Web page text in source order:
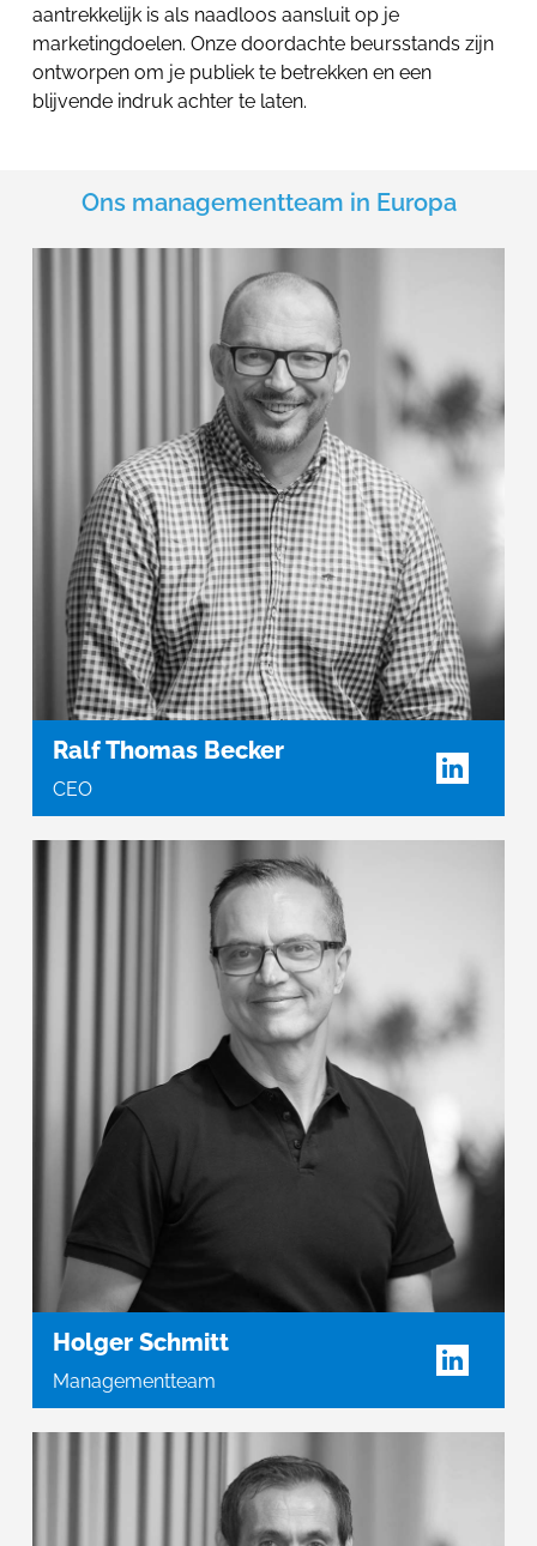
aantrekkelijk is als naadloos aansluit op je
marketingdoelen. Onze doordachte beursstands zijn
ontworpen om je publiek te betrekken en een
blijvende indruk achter te laten.
Ons managementteam in Europa
Ralf Thomas Becker
CEO
Holger Schmitt
Managementteam